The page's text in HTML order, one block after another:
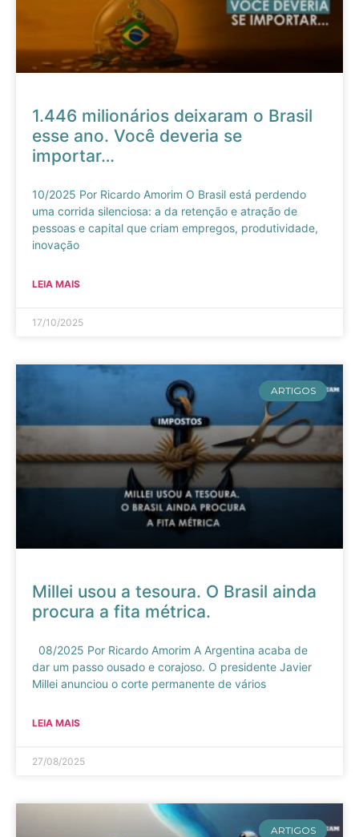
1.446 milionários deixaram o Brasil
esse ano. Você deveria se
importar…
10/2025 Por Ricardo Amorim O Brasil está perdendo
uma corrida silenciosa: a da retenção e atração de
pessoas e capital que criam empregos, produtividade,
inovação
LEIA MAIS
17/10/2025
ARTIGOS
Millei usou a tesoura. O Brasil ainda
procura a fita métrica.
08/2025 Por Ricardo Amorim A Argentina acaba de
dar um passo ousado e corajoso. O presidente Javier
Millei anunciou o corte permanente de vários
LEIA MAIS
27/08/2025
ARTIGOS